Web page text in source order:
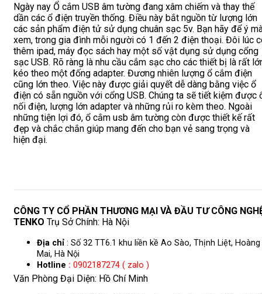
Ngày nay Ổ cắm USB âm tường đang xâm chiếm và thay thế
dần các ổ điện truyền thống. Điều này bắt nguồn từ lượng lớn
các sản phẩm điện tử sử dụng chuân sạc 5v. Bạn hãy để ý
xem, trong gia đình mỗi người có 1 đến 2 điện thoại. Đôi lúc
thêm ipad, máy đọc sách hay một số vật dụng sử dụng cổng
sạc USB. Rõ ràng là nhu cầu cắm sạc cho các thiết bị là rất
kéo theo một đống adapter. Đương nhiên lượng ổ cắm điện
cũng lớn theo. Việc này được giải quyết dễ dàng bằng việc ổ
điện có sẵn nguồn với cổng USB. Chúng ta sẽ tiết kiệm được
nối điện, lượng lớn adapter và những rủi ro kèm theo. Ngoài
những tiện lợi đó, ổ cắm usb âm tường còn được thiết kế rất
đẹp và chắc chắn giúp mang đến cho bạn vẻ sang trọng và
hiện đại.
CÔNG TY CỔ PHẦN THƯƠNG MẠI VÀ ĐẦU TƯ CÔNG
TENKO Trụ Sở Chính: Hà Nội
Địa chỉ : Số 32 TT6.1 khu liền kề Ao Sào, Thịnh Liệt, Hoàng
Mai, Hà Nội
Hotline : 0902187274 ( zalo )
Văn Phòng Đại Diện: Hồ Chí Minh